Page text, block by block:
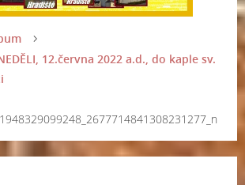
12.června 2022 a.d., do kaple sv.